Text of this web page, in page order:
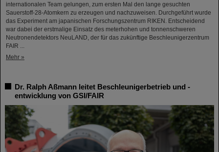
internationalen Team gelungen, zum ersten Mal den lange gesuchten
Sauerstoff-28-Atomkern zu erzeugen und nachzuweisen. Durchgeführt wurde
das Experiment am japanischen Forschungszentrum RIKEN. Entscheidend
war dabei der erstmalige Einsatz des meterhohen und tonnenschweren
Neutronendetektors NeuLAND, der für das zukünftige Beschleunigerzentrum
FAIR ...
Mehr »
Dr. Ralph Aßmann leitet Beschleunigerbetrieb und -
entwicklung von GSI/FAIR